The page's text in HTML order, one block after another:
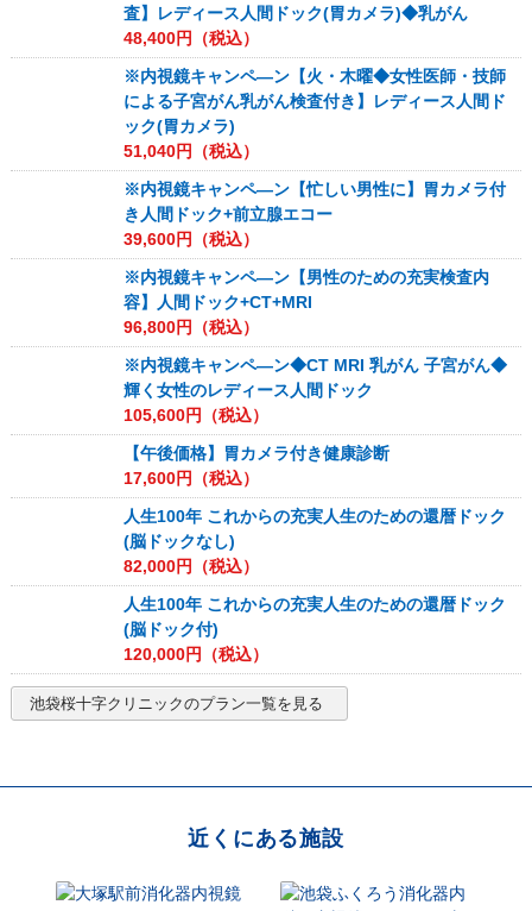
査】レディース人間ドック(胃カメラ)◆乳がん
48,400円（税込）
※内視鏡キャンペ―ン【火・木曜◆女性医師・技師
による子宮がん乳がん検査付き】レディース人間ド
ック(胃カメラ)
51,040円（税込）
※内視鏡キャンペ―ン【忙しい男性に】胃カメラ付
き人間ドック+前立腺エコー
39,600円（税込）
※内視鏡キャンペ―ン【男性のための充実検査内
容】人間ドック+CT+MRI
96,800円（税込）
※内視鏡キャンペ―ン◆CT MRI 乳がん 子宮がん◆
輝く女性のレディース人間ドック
105,600円（税込）
【午後価格】胃カメラ付き健康診断
17,600円（税込）
人生100年 これからの充実人生のための還暦ドック
(脳ドックなし)
82,000円（税込）
人生100年 これからの充実人生のための還暦ドック
(脳ドック付)
120,000円（税込）
池袋桜十字クリニックのプラン一覧を見る
近くにある施設